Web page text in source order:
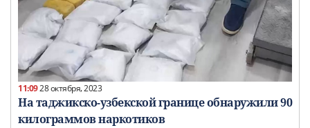
11:0928 октября, 2023
На таджикско-узбекской границе обнаружили 90
килограммов наркотиков